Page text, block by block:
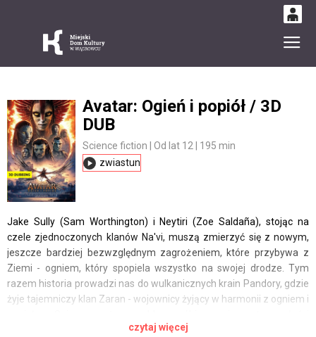
14 53
Avatar: Ogień i popiół / 3D
DUB
Science fiction | Od lat 12 | 195 min
zwiastun
Jake Sully (Sam Worthington) i Neytiri (Zoe Saldaña), stojąc na
czele zjednoczonych klanów Na'vi, muszą zmierzyć się z nowym,
jeszcze bardziej bezwzględnym zagrożeniem, które przybywa z
Ziemi - ogniem, który spopiela wszystko na swojej drodze. Tym
razem historia prowadzi nas do wulkanicznych krain Pandory, gdzie
żyje tajemniczy klan Zaran - wojownicy żyjący w harmonii z ogniem i
przekroczone, a walka o przyszłość Pandory stanie się bardziej
czytaj więcej